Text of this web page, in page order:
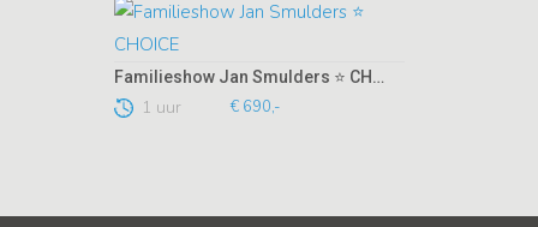
Familieshow Jan Smulders ⭐ CHOICE
1 uur € 690,-